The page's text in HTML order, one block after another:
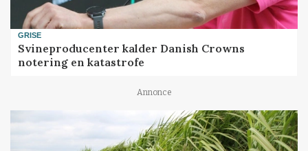
GRISE
Svineproducenter kalder Danish Crowns
notering en katastrofe
Annonce